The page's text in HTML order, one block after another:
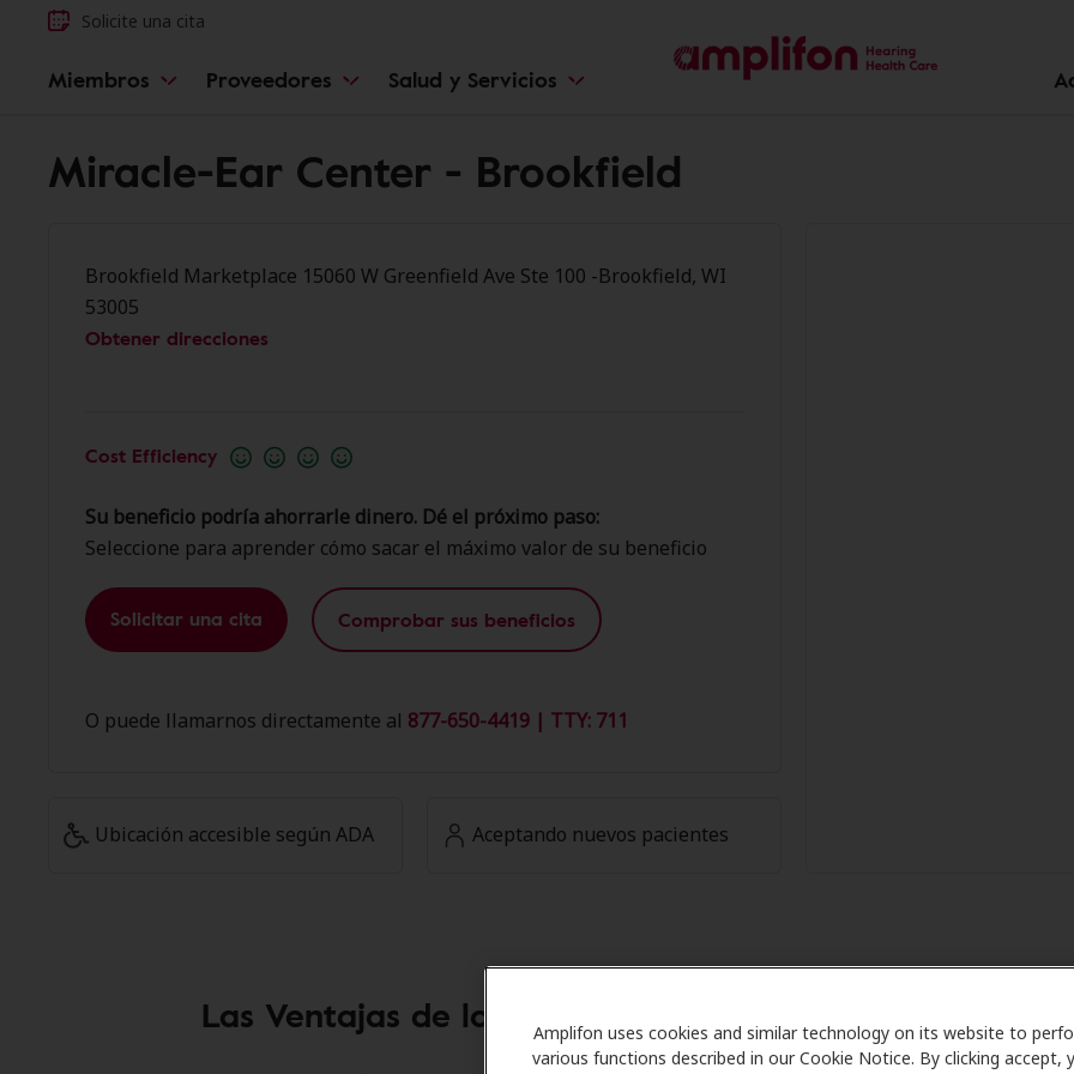
Amplifon uses cookies and similar technology on its website to
various functions described in our Cookie Notice. By clicking accept,
Solicite una cita
Miembros Proveedores Salud y Servicios
Miracle-Ear Center - Brookfield
Brookfield Marketplace 15060 W Greenfield Ave Ste 100 -Brookfield, WI
53005
Obtener direcciones
Cost Efficiency
Su beneficio podría ahorrarle dinero. Dé el próximo paso:
Seleccione para aprender cómo sacar el máximo valor de su beneficio
Solicitar una cita Comprobar sus beneficios
O puede llamarnos directamente al 877-650-4419 | TTY: 711
Ubicación accesible según ADA Aceptando nuevos pacientes
Las Ventajas de los Miembros de Amplifon en